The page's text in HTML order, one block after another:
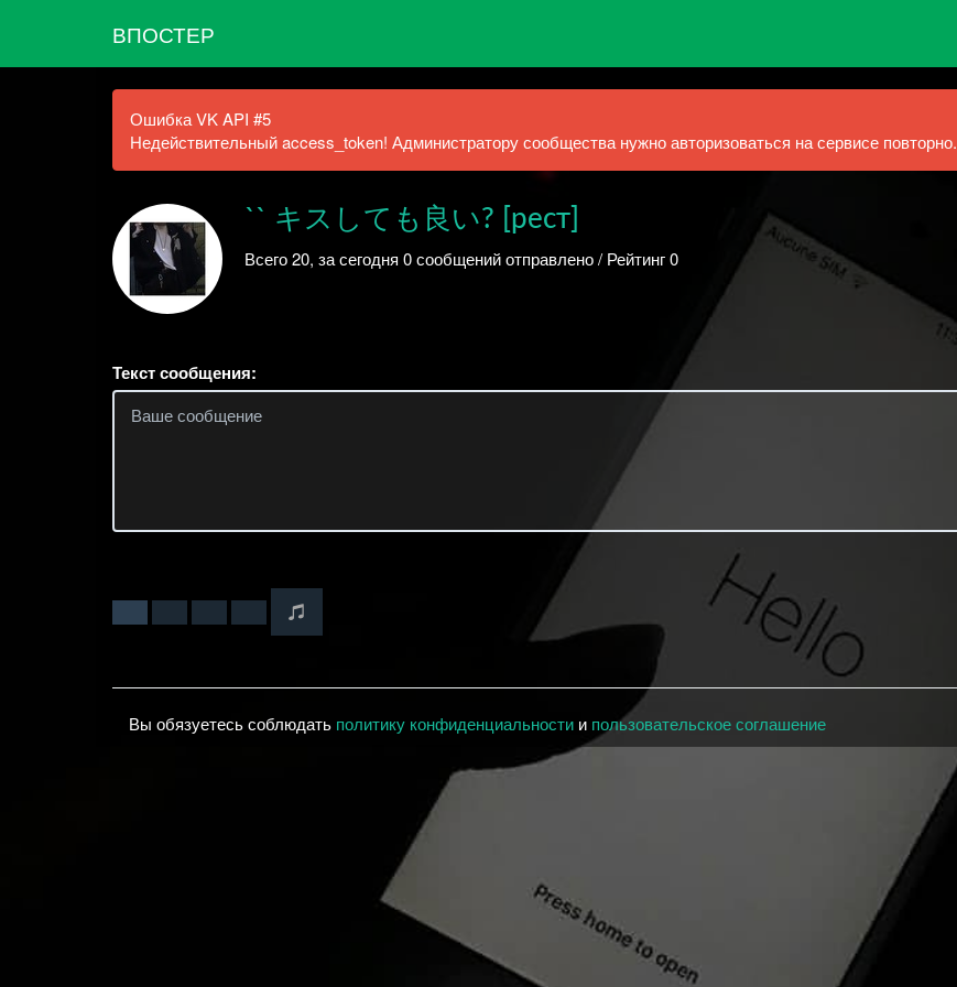
ВПОСТЕР
Ошибка VK API #5
Недействительный access_token! Администратору сообщества нужно авторизоваться на сервисе повторно.
`` キスしても良い? [рест]
Всего 20, за сегодня 0 сообщений отправлено / Рейтинг 0
Текст сообщения:
Вы обязуетесь соблюдать политику конфиденциальности и пользовательское соглашение